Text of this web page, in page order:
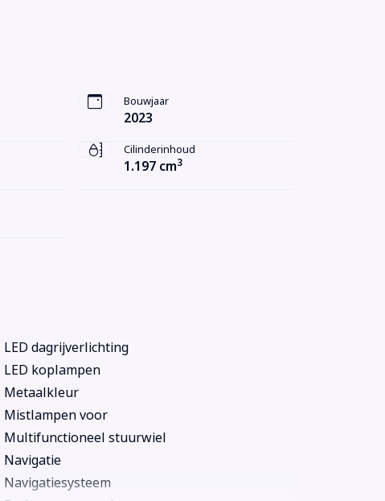
Bouwjaar
2023
Cilinderinhoud
1.197 cm3
LED dagrijverlichting
LED koplampen
Metaalkleur
Mistlampen voor
Multifunctioneel stuurwiel
Navigatie
Navigatiesysteem